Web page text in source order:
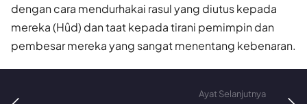
dengan cara mendurhakai rasul yang diutus kepada
mereka (Hûd) dan taat kepada tirani pemimpin dan
pembesar mereka yang sangat menentang kebenaran.
Ayat Selanjutnya